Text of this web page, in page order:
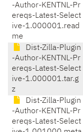
-Author-KENTNL-Pr
ereqs-Latest-Select
ive-1.000001.read
me
Dist-Zilla-Plugin
-Author-KENTNL-Pr
ereqs-Latest-Select
ive-1.000001.tar.g
z
Dist-Zilla-Plugin
-Author-KENTNL-Pr
ereqs-Latest-Select